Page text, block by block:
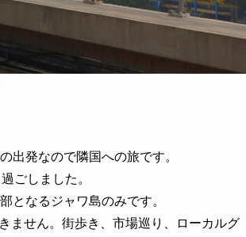
出発なので隣国への旅です。
ごしました。
となるジャワ島のみです。
ません。街歩き、市場巡り、ローカルグ